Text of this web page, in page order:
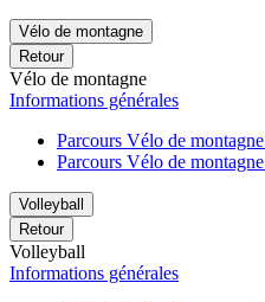
Vélo de montagne
Retour
Vélo de montagne
Informations générales
Parcours Vélo de
Parcours Vélo de
Volleyball
Retour
Volleyball
Informations générales